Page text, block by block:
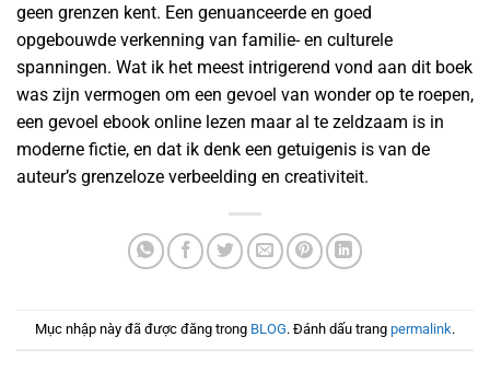
geen grenzen kent. Een genuanceerde en goed
opgebouwde verkenning van familie- en culturele
spanningen. Wat ik het meest intrigerend vond aan dit boek
was zijn vermogen om een gevoel van wonder op te roepen,
een gevoel ebook online lezen maar al te zeldzaam is in
moderne fictie, en dat ik denk een getuigenis is van de
auteur’s grenzeloze verbeelding en creativiteit.
Mục nhập này đã được đăng trong BLOG. Đánh dấu trang permalink.